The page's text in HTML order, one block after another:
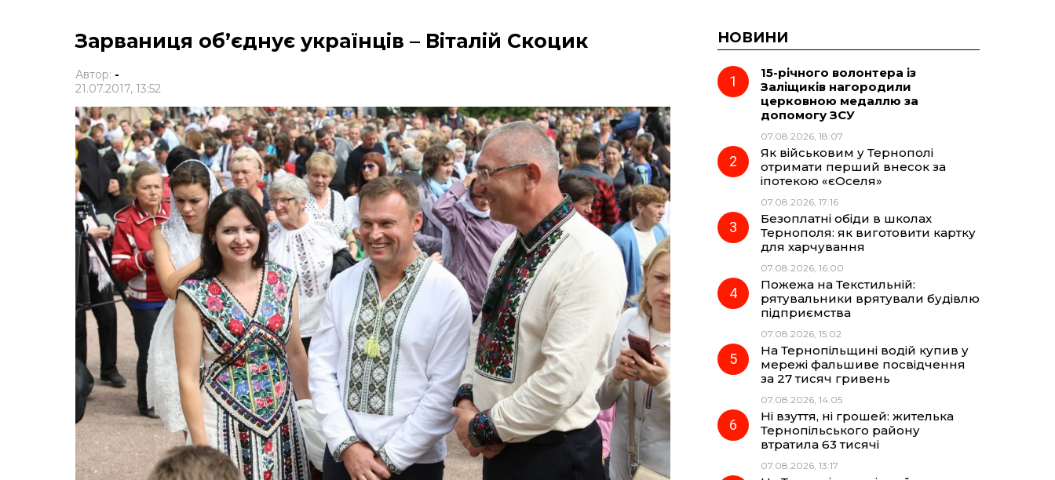
Зарваниця об’єднує українців – Віталій Скоцик
Автор: -
21.07.2017, 13:52
НОВИНИ
15-річного волонтера із
Заліщиків нагородили
церковною медаллю за
допомогу ЗСУ
07.08.2026, 18:07
Як військовим у Тернополі
отримати перший внесок за
іпотекою «єОселя»
07.08.2026, 17:16
Безоплатні обіди в школах
Тернополя: як виготовити картку
для харчування
07.08.2026, 16:00
Пожежа на Текстильній:
рятувальники врятували будівлю
підприємства
07.08.2026, 15:02
На Тернопільщині водій купив у
мережі фальшиве посвідчення
за 27 тисяч гривень
07.08.2026, 14:05
Ні взуття, ні грошей: жителька
Тернопільського району
втратила 63 тисячі
07.08.2026, 13:17